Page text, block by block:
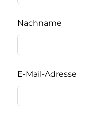
Nachname
E-Mail-Adresse